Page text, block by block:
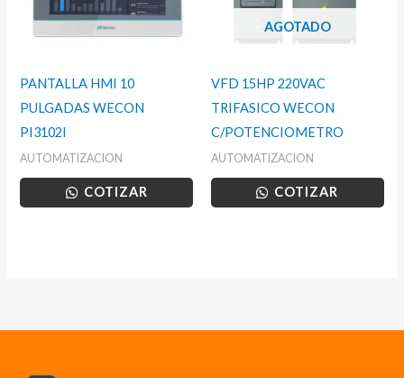
PANTALLA HMI 10
PULGADAS WECON
PI3102I
AUTOMATIZACION
COTIZAR
AGOTADO
VFD 15HP 220VAC
TRIFASICO WECON
C/POTENCIOMETRO
AUTOMATIZACION
COTIZAR